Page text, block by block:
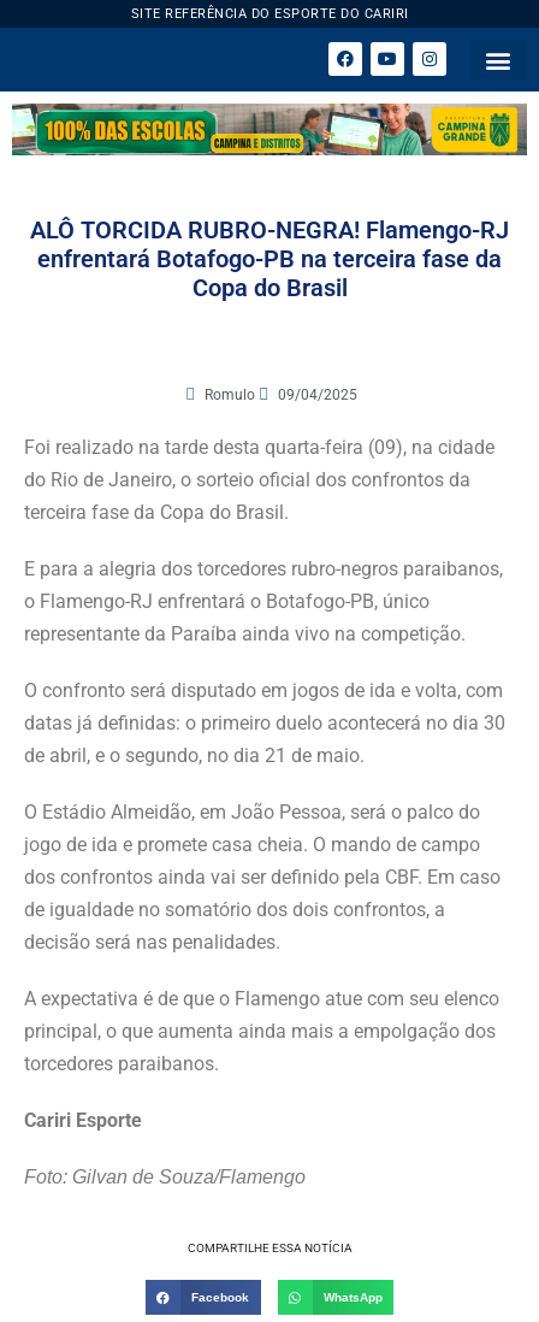
SITE REFERÊNCIA DO ESPORTE DO CARIRI
ALÔ TORCIDA RUBRO-NEGRA! Flamengo-RJ
enfrentará Botafogo-PB na terceira fase da
Copa do Brasil
Romulo 09/04/2025
Foi realizado na tarde desta quarta-feira (09), na cidade
do Rio de Janeiro, o sorteio oficial dos confrontos da
terceira fase da Copa do Brasil.
E para a alegria dos torcedores rubro-negros paraibanos,
o Flamengo-RJ enfrentará o Botafogo-PB, único
representante da Paraíba ainda vivo na competição.
O confronto será disputado em jogos de ida e volta, com
datas já definidas: o primeiro duelo acontecerá no dia 30
de abril, e o segundo, no dia 21 de maio.
O Estádio Almeidão, em João Pessoa, será o palco do
jogo de ida e promete casa cheia. O mando de campo
dos confrontos ainda vai ser definido pela CBF. Em caso
de igualdade no somatório dos dois confrontos, a
decisão será nas penalidades.
A expectativa é de que o Flamengo atue com seu elenco
principal, o que aumenta ainda mais a empolgação dos
torcedores paraibanos.
Cariri Esporte
Foto: Gilvan de Souza/Flamengo
COMPARTILHE ESSA NOTÍCIA
Facebook WhatsApp